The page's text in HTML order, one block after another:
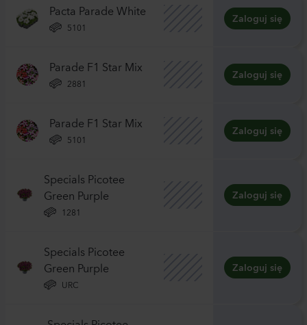
Pacta Parade White
5101
Zaloguj się
Parade F1 Star Mix
2881
Zaloguj się
Parade F1 Star Mix
5101
Zaloguj się
Specials Picotee
Green Purple
1281
Zaloguj się
Specials Picotee
Green Purple
URC
Zaloguj się